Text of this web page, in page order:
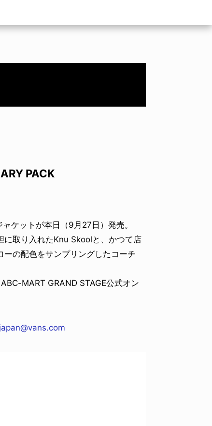
PACK
ケットが本日（9月27日）発売。
に取り入れたKnu Skoolと、かつて店
の配色をサンプリングしたコーチ
MART GRAND STAGE公式オン